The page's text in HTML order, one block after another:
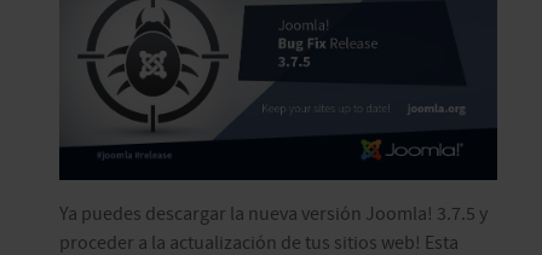
Ya puedes descargar la nueva versión Joomla! 3.7.5 y
proceder a la actualización de tus sitios web! Esta